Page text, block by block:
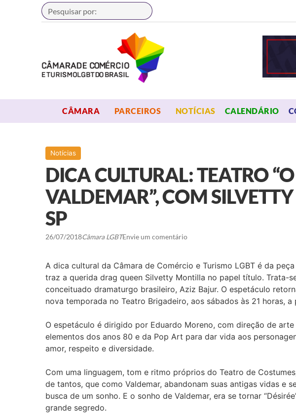
Buscar
CÂMARA OPEN MENU
PARCEIROS OPEN MENU
NOTÍCIAS CALENDÁRIO
Notícias
DICA CULTURAL: TEATRO
VALDEMAR”, COM
SP
26/07/2018Câmara LGBTEnvie um comentário
A dica cultural da Câmara de Comércio e Turismo LGBT é da
traz a querida drag queen Silvetty Montilla no papel título. Trata-
conceituado dramaturgo brasileiro, Aziz Bajur. O espetáculo
nova temporada no Teatro Brigadeiro, aos sábados às 21 horas,
O espetáculo é dirigido por Eduardo Moreno, com direção de
elementos dos anos 80 e da Pop Art para dar vida aos
amor, respeito e diversidade.
Com uma linguagem, tom e ritmo próprios do Teatro de
de tantos, que como Valdemar, abandonam suas antigas vidas e
busca de um sonho. E o sonho de Valdemar, era se tornar
grande segredo.